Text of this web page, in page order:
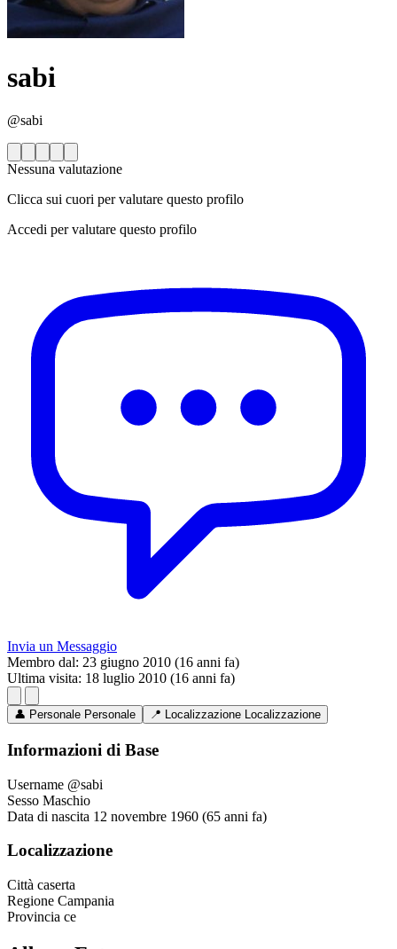
sabi
@sabi
Nessuna valutazione
Clicca sui cuori per valutare questo profilo
Accedi per valutare questo profilo
Invia un Messaggio
Membro dal: 23 giugno 2010 (16 anni fa)
Ultima visita: 18 luglio 2010 (16 anni fa)
👤 Personale Personale 📍 Localizzazione Localizzazione
Informazioni di Base
Username @sabi
Sesso Maschio
Data di nascita 12 novembre 1960 (65 anni fa)
Localizzazione
Città caserta
Regione Campania
Provincia ce